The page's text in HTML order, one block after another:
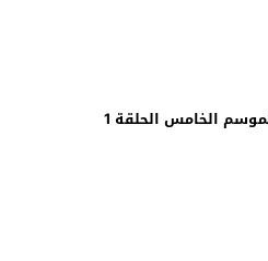
الخامس الحلقة 1